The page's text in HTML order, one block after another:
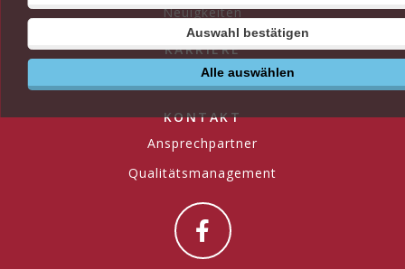
Neuigkeiten
KARRIERE
Stellenangebote
KONTAKT
Ansprechpartner
Qualitätsmanagement
Auswahl bestätigen
Alle auswählen